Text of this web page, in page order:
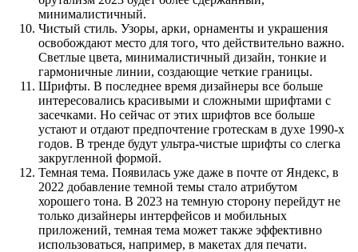
минималистичный.
Чистый стиль. Узоры, арки, орнаменты и украшения
освобождают место для того, что действительно важно.
Светлые цвета, минималистичный дизайн, тонкие и
гармоничные линии, создающие четкие границы.
Шрифты. В последнее время дизайнеры все больше
интересовались красивыми и сложными шрифтами с
засечками. Но сейчас от этих шрифтов все больше
устают и отдают предпочтение гротескам в духе 1990-х
годов. В тренде будут ультра-чистые шрифты со слегка
закругленной формой.
Темная тема. Появилась уже даже в почте от Яндекс, в
2022 добавление темной темы стало атрибутом
хорошего тона. В 2023 на темную сторону перейдут не
только дизайнеры интерфейсов и мобильных
приложений, темная тема может также эффективно
использоваться, например, в макетах для печати.